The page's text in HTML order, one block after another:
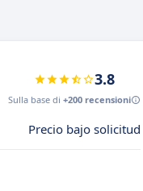
3.8
Sulla base di +200 recensioni
Precio bajo solicitud